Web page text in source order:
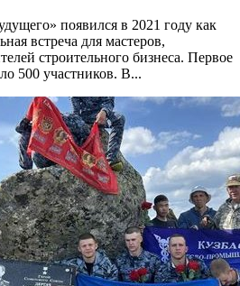
появился в 2021 году как
встреча для мастеров,
строительного бизнеса. Первое
500 участников. В...